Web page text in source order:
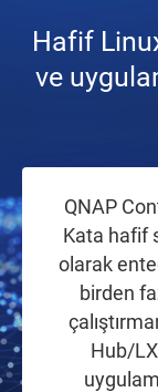
Hafif
ve
QNAP
Kata hafif
olarak
birden
Hub/